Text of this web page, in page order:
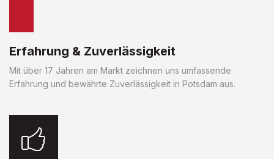
Erfahrung & Zuverlässigkeit
Mit über 17 Jahren am Markt zeichnen uns umfassende
Erfahrung und bewährte Zuverlässigkeit in Potsdam aus.